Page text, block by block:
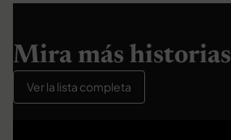
Mira más historias
Ver la lista completa